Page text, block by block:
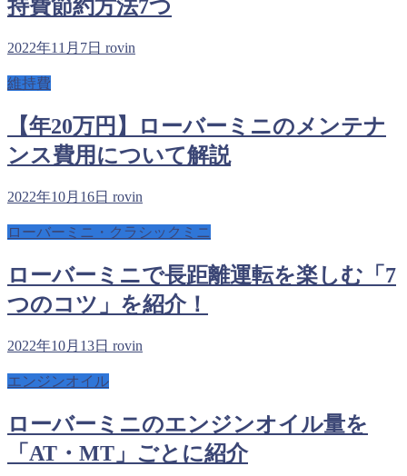
持費節約方法7つ
2022年11月7日 rovin
維持費
【年20万円】ローバーミニのメンテナ
ンス費用について解説
2022年10月16日 rovin
ローバーミニ・クラシックミニ
ローバーミニで長距離運転を楽しむ「7
つのコツ」を紹介！
2022年10月13日 rovin
エンジンオイル
ローバーミニのエンジンオイル量を
「AT・MT」ごとに紹介